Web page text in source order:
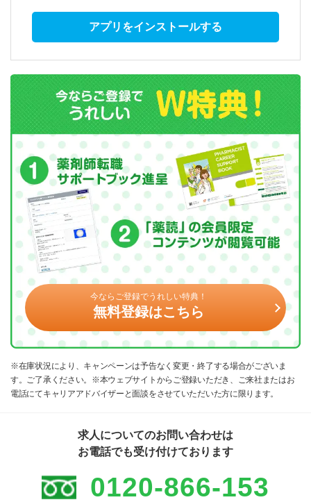
アプリをインストールする
今ならご登録でうれしい特典！
無料登録はこちら
※在庫状況により、キャンペーンは予告なく変更・終了する場合がございま
す。ご了承ください。※本ウェブサイトからご登録いただき、ご来社またはお
電話にてキャリアアドバイザーと面談をさせていただいた方に限ります。
求人についてのお問い合わせは
お電話でも受け付けております
0120-866-153